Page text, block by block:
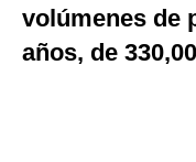
volúmenes de
años, de